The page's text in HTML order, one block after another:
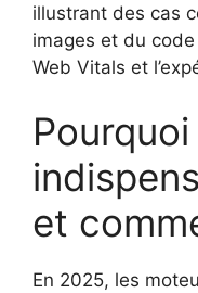
illustrant des cas
images et du code
Web Vitals et
et
En 2025, les